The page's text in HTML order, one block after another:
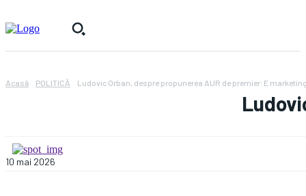
Acasă POLITICĂ Ludovic Orban, despre propunerea AUR de premier: E
10 mai 2026